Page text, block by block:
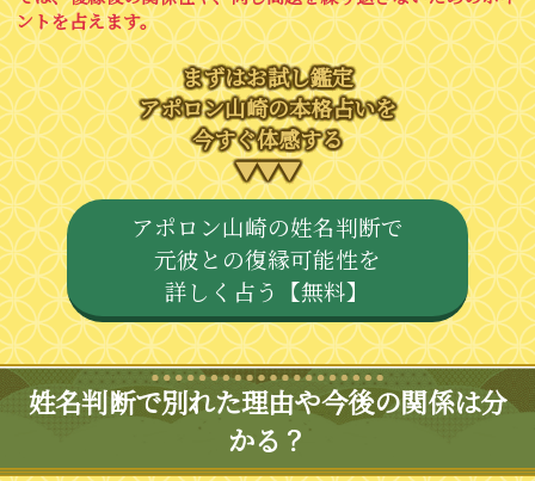
ントを占えます。
まずはお試し鑑定
アポロン山崎の本格占いを
今すぐ体感する
▼▼▼
アポロン山崎の姓名判断で
元彼との復縁可能性を
詳しく占う【無料】
姓名判断で別れた理由や今後の関係は分
かる？